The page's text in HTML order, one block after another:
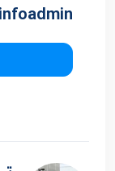
infoadmin